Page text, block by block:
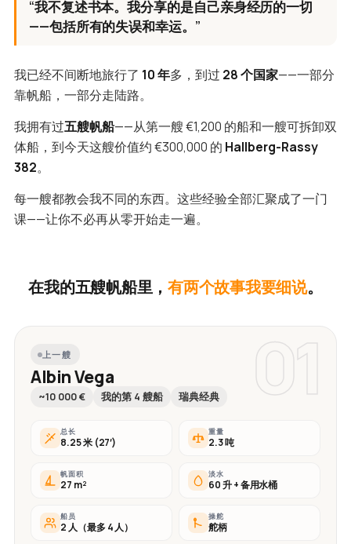
“我不复述书本。我分享的是自己亲身经历的一切
——包括所有的失误和幸运。”
我已经不间断地旅行了 10 年多，到过 28 个国家——一部分
靠帆船，一部分走陆路。
我拥有过五艘帆船——从第一艘 €1,200 的船和一艘可拆卸双
体船，到今天这艘价值约 €300,000 的 Hallberg-Rassy
382。
每一艘都教会我不同的东西。这些经验全部汇聚成了一门
课——让你不必再从零开始走一遍。
在我的五艘帆船里，有两个故事我要细说。
01
上一艘
Albin Vega
~10 000 € 我的第 4 艘船 瑞典经典
总长
8.25 米 (27′)
重量
2.3 吨
帆面积
27 m²
淡水
60 升 + 备用水桶
船员
2 人（最多 4 人）
操舵
舵柄